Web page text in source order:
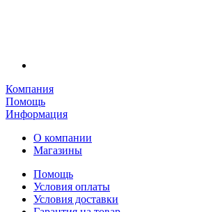
Компания
Помощь
Информация
О компании
Магазины
Помощь
Условия оплаты
Условия доставки